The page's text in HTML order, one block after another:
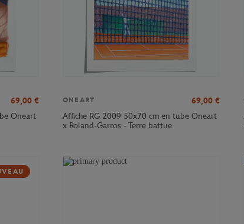
69,00 €
Oneart
ONEART 69,00 €
Affiche RG 2009 50x70 cm en tube Oneart
x Roland-Garros - Terre battue